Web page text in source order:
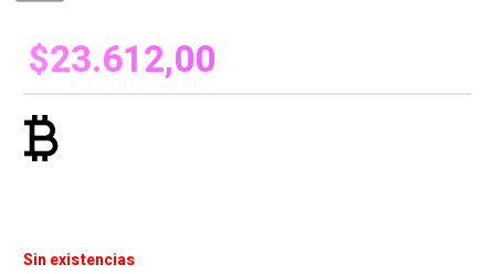
$23.612,00
currency_bitcoin
Sin existencias